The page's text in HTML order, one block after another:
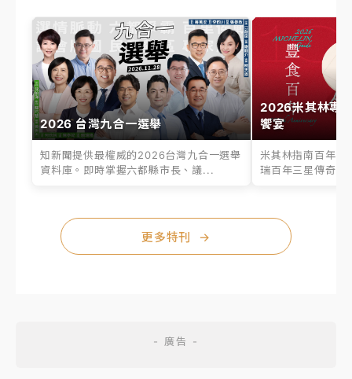
2026 台灣九合一選舉
知新聞提供最權威的2026台灣九合一選舉
資料庫。即時掌握六都縣市長、議...
2026米其林專
饗宴
米其林指南百年之
瑞百年三星傳奇、
更多特刊 →